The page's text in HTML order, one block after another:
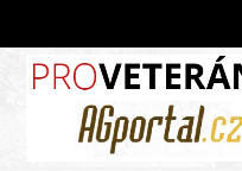
k
obsahu